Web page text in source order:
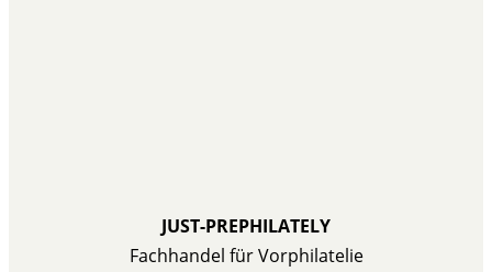
JUST-PREPHILATELY
Fachhandel für Vorphilatelie